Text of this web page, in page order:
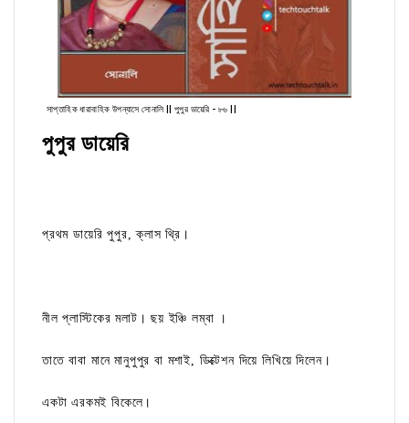
সাপ্তাহিক ধারাবাহিক উপন্যাসে সোনালি || পুপুর ডায়েরি - ৮৬ ||
পুপুর ডায়েরি
প্রথম ডায়েরি পুপুর, ক্লাস থ্রি।
নীল প্লাস্টিকের মলাট। ছয় ইঞ্চি লম্বা ।
তাতে বাবা মানে মানুপুপুর বা মশাই, ডিক্টেশন দিয়ে লিখিয়ে দিলেন।
একটা এরকমই বিকেলে।